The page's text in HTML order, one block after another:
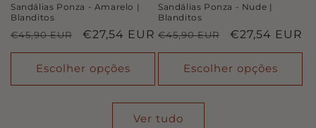
Sandálias Ponza - Amarelo |
Blanditos
Preço
normal
€45,90 EUR
Preço
de
saldo
€27,54 EUR
Escolher opções
Sandálias Ponza - Nude |
Blanditos
Preço
normal
€45,90 EUR
Preço
de
saldo
€27,54 EUR
Escolher opções
Ver tudo